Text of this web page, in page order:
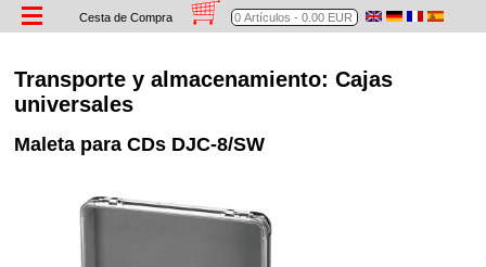
Cesta de Compra
Transporte y almacenamiento: Cajas
universales
Maleta para CDs DJC-8/SW